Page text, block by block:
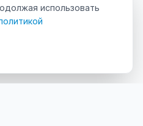
использовать